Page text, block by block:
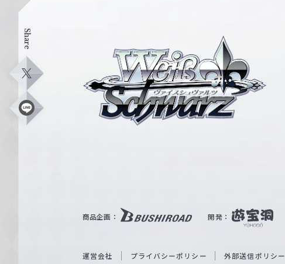
Share
X
L
ス
W
i
商品企画： 開発：
運営会社 プライバシーポリシー 外部送信ポリシー